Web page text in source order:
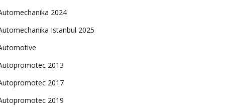
2024
Istanbul 2025
2013
2017
2019